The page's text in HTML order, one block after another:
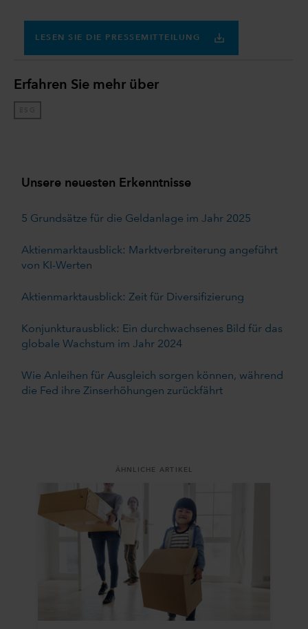
LESEN SIE DIE PRESSEMITTEILUNG
Erfahren Sie mehr über
ESG
Unsere neuesten Erkenntnisse
5 Grundsätze für die Geldanlage im Jahr 2025
Aktienmarktausblick: Marktverbreiterung angeführt
von KI-Werten
Aktienmarktausblick: Zeit für Diversifizierung
Konjunkturausblick: Ein durchwachsenes Bild für das
globale Wachstum im Jahr 2024
Wie Anleihen für Ausgleich sorgen können, während
die Fed ihre Zinserhöhungen zurückfährt
ÄHNLICHE ARTIKEL